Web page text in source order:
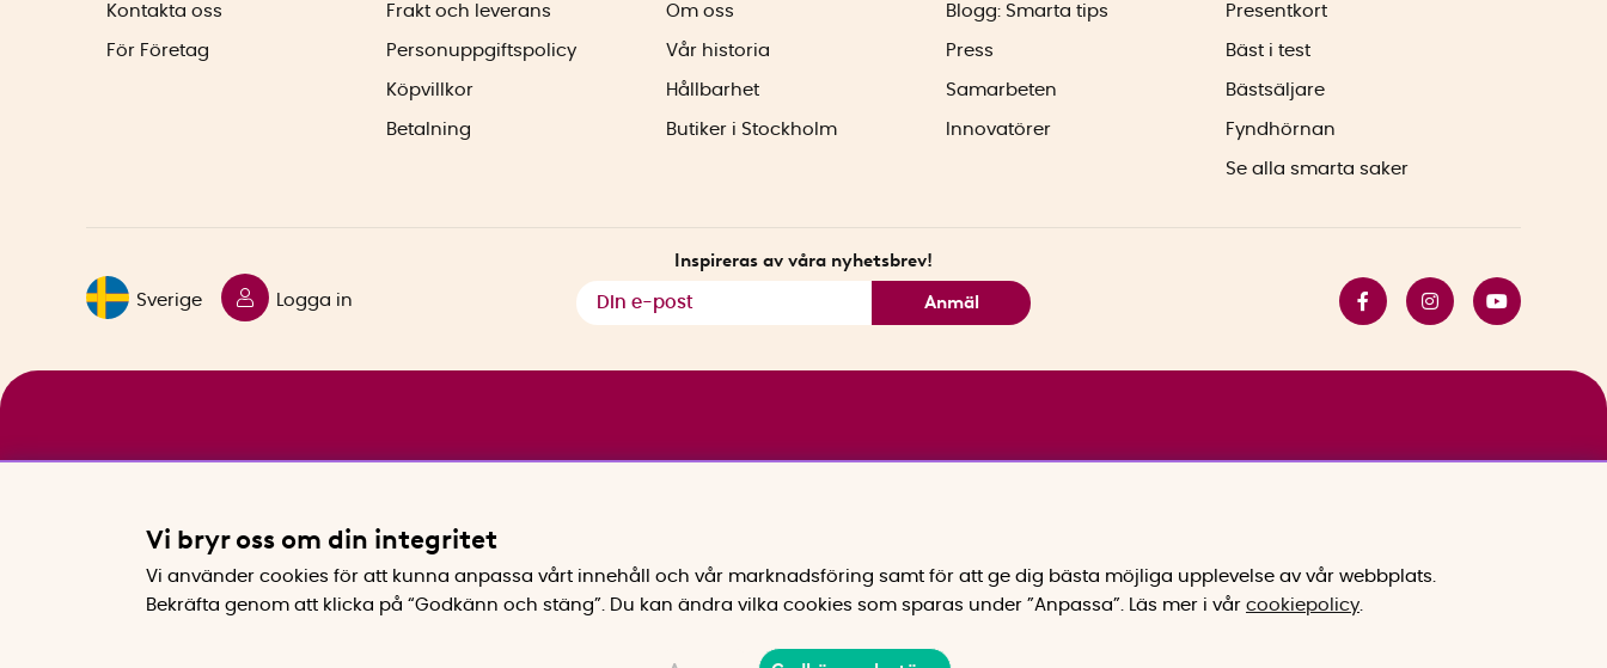
Kontakta oss
För Företag
Frakt och leverans
Personuppgiftspolicy
Köpvillkor
Betalning
Om oss
Vår historia
Hållbarhet
Butiker i Stockholm
Blogg: Smarta tips
Press
Samarbeten
Innovatörer
Presentkort
Bäst i test
Bästsäljare
Fyndhörnan
Se alla smarta saker
Sverige Logga in
Inspireras av våra nyhetsbrev!
Anmäl
Vi bryr oss om din integritet
Vi använder cookies för att kunna anpassa vårt innehåll och vår marknadsföring samt för att ge dig bästa möjliga upplevelse av vår webbplats.
Bekräfta genom att klicka på “Godkänn och stäng”. Du kan ändra vilka cookies som sparas under ”Anpassa”.
Läs mer i vår cookiepolicy